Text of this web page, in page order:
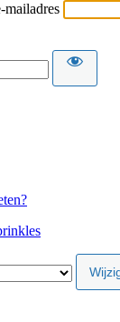
mailadres